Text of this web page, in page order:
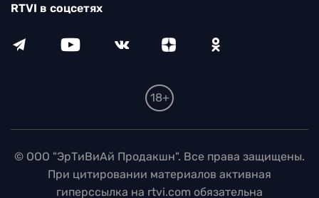
RTVI в соцсетях
18+
© ООО "ЭрТиВиАй Продакшн". Все права защищены.
При цитировании материалов активная
гиперссылка на rtvi.com обязательна